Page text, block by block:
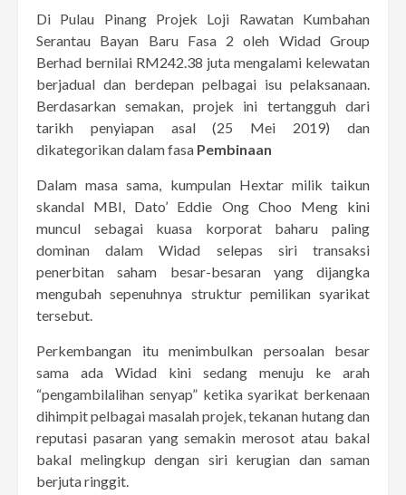
Di Pulau Pinang Projek Loji Rawatan Kumbahan
Serantau Bayan Baru Fasa 2 oleh Widad Group
Berhad bernilai RM242.38 juta mengalami kelewatan
berjadual dan berdepan pelbagai isu pelaksanaan.
Berdasarkan semakan, projek ini tertangguh dari
tarikh penyiapan asal (25 Mei 2019) dan
dikategorikan dalam fasa Pembinaan
Dalam masa sama, kumpulan Hextar milik taikun
skandal MBI, Dato’ Eddie Ong Choo Meng kini
muncul sebagai kuasa korporat baharu paling
dominan dalam Widad selepas siri transaksi
penerbitan saham besar-besaran yang dijangka
mengubah sepenuhnya struktur pemilikan syarikat
tersebut.
Perkembangan itu menimbulkan persoalan besar
sama ada Widad kini sedang menuju ke arah
“pengambilalihan senyap” ketika syarikat berkenaan
dihimpit pelbagai masalah projek, tekanan hutang dan
reputasi pasaran yang semakin merosot atau bakal
bakal melingkup dengan siri kerugian dan saman
berjuta ringgit.